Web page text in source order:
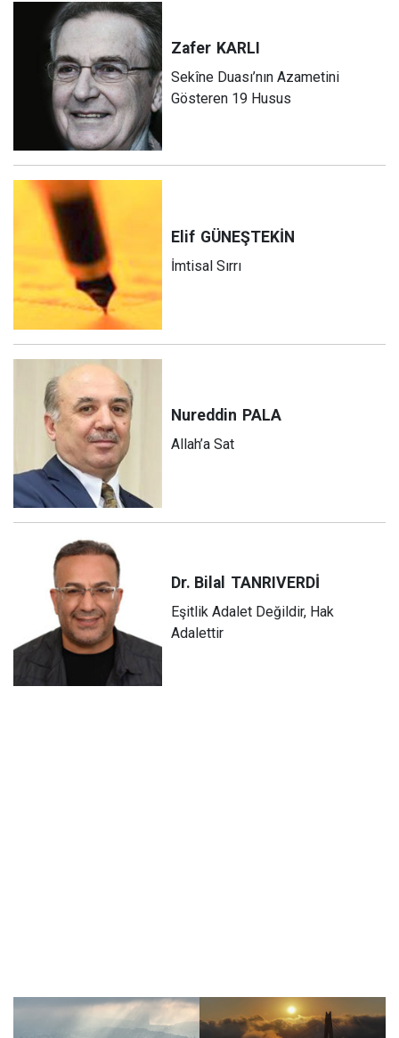
Zafer KARLI
Sekîne Duası’nın Azametini
Gösteren 19 Husus
Elif GÜNEŞTEKİN
İmtisal Sırrı
Nureddin PALA
Allah’a Sat
Dr. Bilal TANRIVERDİ
Eşitlik Adalet Değildir, Hak
Adalettir